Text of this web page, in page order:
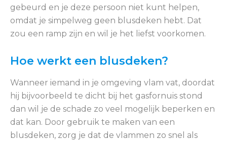
gebeurd en je deze persoon niet kunt helpen,
omdat je simpelweg geen blusdeken hebt. Dat
zou een ramp zijn en wil je het liefst voorkomen.
Hoe werkt een blusdeken?
Wanneer iemand in je omgeving vlam vat, doordat
hij bijvoorbeeld te dicht bij het gasfornuis stond
dan wil je de schade zo veel mogelijk beperken en
dat kan. Door gebruik te maken van een
blusdeken, zorg je dat de vlammen zo snel als